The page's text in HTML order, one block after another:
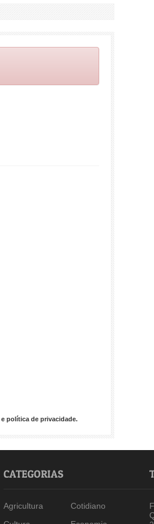
e política de privacidade.
CATEGORIAS
Agricultura
Cotidiano